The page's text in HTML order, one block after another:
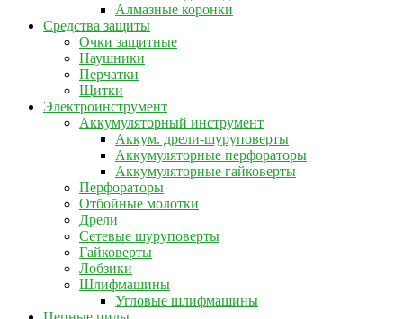
Алмазные коронки
Средства защиты
Очки защитные
Наушники
Перчатки
Щитки
Электроинструмент
Аккумуляторный инструмент
Аккум. дрели-шуруповерты
Аккумуляторные перфораторы
Аккумуляторные гайковерты
Перфораторы
Отбойные молотки
Дрели
Сетевые шуруповерты
Гайковерты
Лобзики
Шлифмашины
Угловые шлифмашины